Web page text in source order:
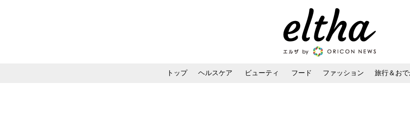
トップ ヘルスケア ビューティ フード ファッション 旅行＆お